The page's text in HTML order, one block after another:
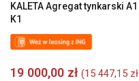
KALETA Agregat tynkarski A1
K1
19 000,00 zł (15 447,15 zł